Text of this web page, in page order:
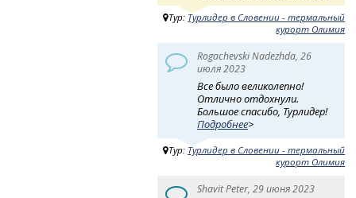
Тур: Турлидер в Словении - термальный
курорт Олимия
Rogachevski Nadezhda, 26
июля 2023
Все было великолепно!
Отлично отдохнули.
Большое спасибо, Турлидер!
Подробнее>
Тур: Турлидер в Словении - термальный
курорт Олимия
Shavit Peter, 29 июня 2023